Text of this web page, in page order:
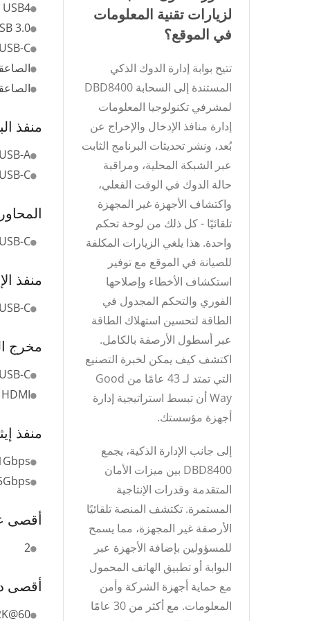
USB4
3.0
C
منفذ
A
C
C
منفذ
C
مخرج
C
HDMI
منفذ
أقصى
2
أقصى
لزيارات تقنية المعلومات
في الموقع؟
تتيح بوابة إدارة الدوك الذكي
المستندة إلى السحابة DBD8400
لمشرفي تكنولوجيا المعلومات
إدارة منافذ الإدخال والإخراج عن
بُعد، ونشر تحديثات البرنامج الثابت
عبر الشبكة المحلية، ومراقبة
حالة الدوك في الوقت الفعلي،
واكتشاف الأجهزة غير المجهزة
تلقائيًا - كل ذلك من لوحة تحكم
واحدة. هذا يلغي الزيارات المكلفة
للصيانة في الموقع مع توفير
استكشاف الأخطاء وإصلاحها
الفوري والتحكم المجدول في
الطاقة لتحسين استهلاك الطاقة
عبر أسطول الأرصفة بالكامل.
اكتشف كيف يمكن لخبرة التصنيع
التي تمتد لـ 43 عامًا من Good
Way أن تبسط استراتيجية إدارة
أجهزة مؤسستك.
إلى جانب الإدارة الذكية، يجمع
DBD8400 بين ميزات الأمان
المتقدمة وقدرات الإنتاجية
المستمرة. تكتشف المنصة تلقائيًا
الأرصفة غير المجهزة، مما يسمح
للمسؤولين بإضافة الأجهزة عبر
البوابة أو تطبيق الهاتف المحمول
مع حماية أجهزة الشركة وأمن
المعلومات. مع أكثر من 30 عامًا